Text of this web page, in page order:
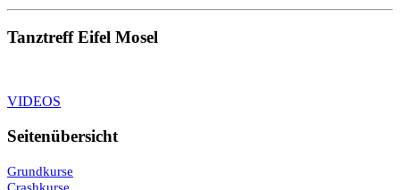
Tanztreff Eifel Mosel
VIDEOS
Seitenübersicht
Grundkurse
Crashkurse